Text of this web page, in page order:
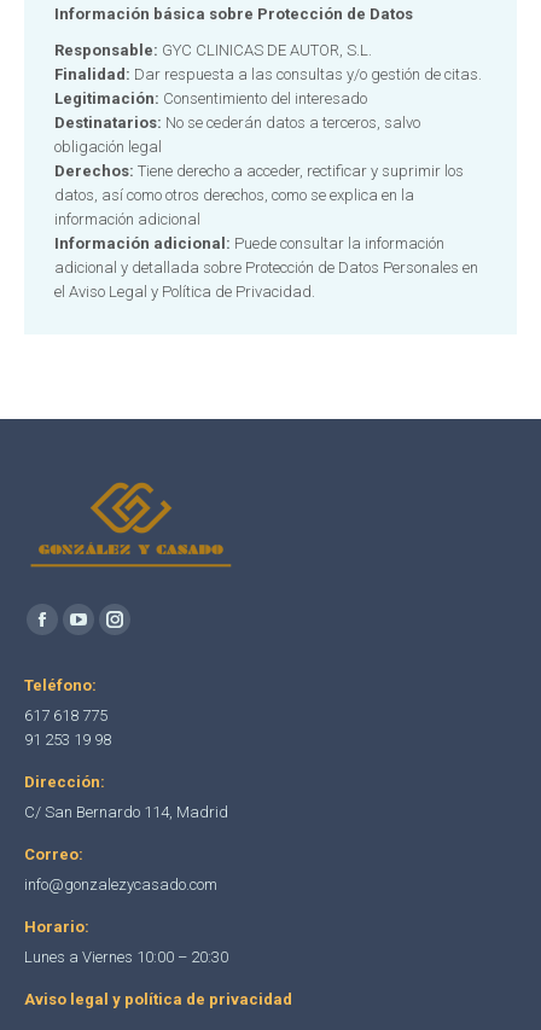
Información básica sobre Protección de Datos
Responsable: GYC CLINICAS DE AUTOR, S.L.
Finalidad: Dar respuesta a las consultas y/o gestión de citas.
Legitimación: Consentimiento del interesado
Destinatarios: No se cederán datos a terceros, salvo
obligación legal
Derechos: Tiene derecho a acceder, rectificar y suprimir los
datos, así como otros derechos, como se explica en la
información adicional
Información adicional: Puede consultar la información
adicional y detallada sobre Protección de Datos Personales en
el Aviso Legal y Política de Privacidad.
Encuéntranos en:
Facebook
opens
in
window
YouTube
opens
in
window
Instagram
Teléfono:
617 618 775
91 253 19 98
Dirección:
C/ San Bernardo 114, Madrid
Correo:
info@gonzalezycasado.com
Horario:
Lunes a Viernes 10:00 – 20:30
Aviso legal y política de privacidad